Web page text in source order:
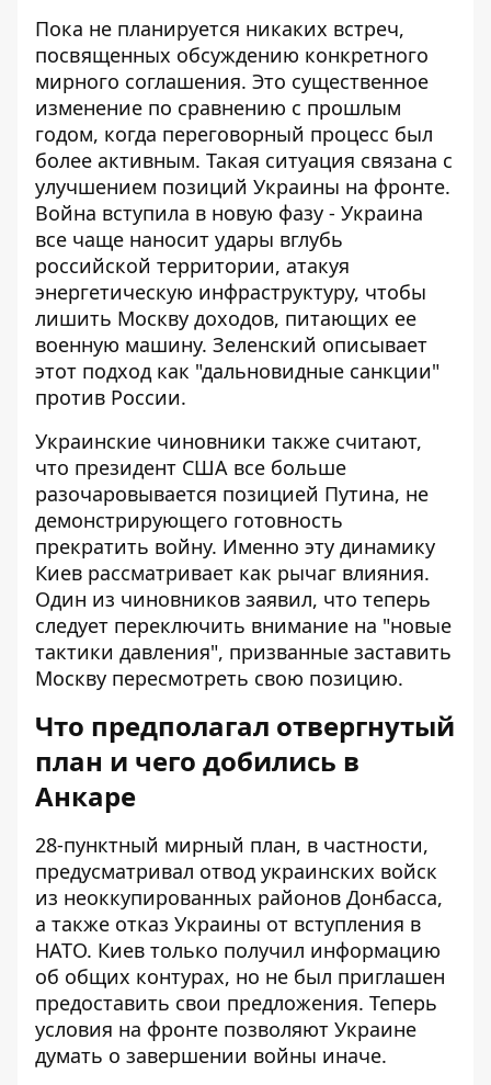
Пока не планируется никаких встреч,
посвященных обсуждению конкретного
мирного соглашения. Это существенное
изменение по сравнению с прошлым
годом, когда переговорный процесс был
более активным. Такая ситуация связана с
улучшением позиций Украины на фронте.
Война вступила в новую фазу - Украина
все чаще наносит удары вглубь
российской территории, атакуя
энергетическую инфраструктуру, чтобы
лишить Москву доходов, питающих ее
военную машину. Зеленский описывает
этот подход как "дальновидные санкции"
против России.
Украинские чиновники также считают,
что президент США все больше
разочаровывается позицией Путина, не
демонстрирующего готовность
прекратить войну. Именно эту динамику
Киев рассматривает как рычаг влияния.
Один из чиновников заявил, что теперь
следует переключить внимание на "новые
тактики давления", призванные заставить
Москву пересмотреть свою позицию.
Что предполагал отвергнутый
план и чего добились в
Анкаре
28-пунктный мирный план, в частности,
предусматривал отвод украинских войск
из неоккупированных районов Донбасса,
а также отказ Украины от вступления в
НАТО. Киев только получил информацию
об общих контурах, но не был приглашен
предоставить свои предложения. Теперь
условия на фронте позволяют Украине
думать о завершении войны иначе.